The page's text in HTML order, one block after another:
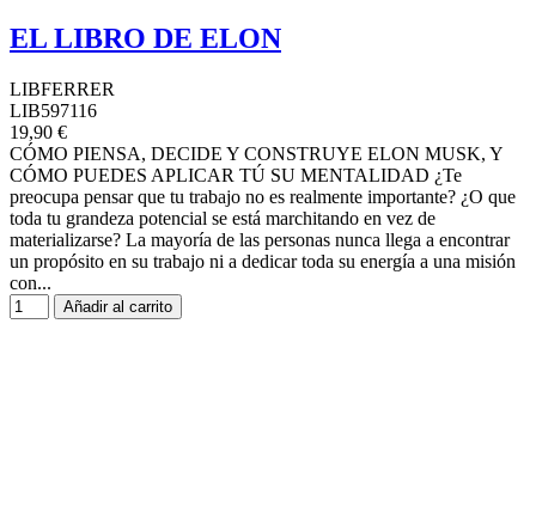
EL LIBRO DE ELON
LIBFERRER
LIB597116
19,90 €
CÓMO PIENSA, DECIDE Y CONSTRUYE ELON MUSK, Y
CÓMO PUEDES APLICAR TÚ SU MENTALIDAD ¿Te
preocupa pensar que tu trabajo no es realmente importante? ¿O que
toda tu grandeza potencial se está marchitando en vez de
materializarse? La mayoría de las personas nunca llega a encontrar
un propósito en su trabajo ni a dedicar toda su energía a una misión
con...
Añadir al carrito